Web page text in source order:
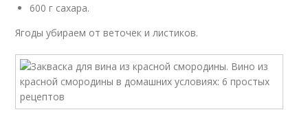
600 г сахара.
Ягоды убираем от веточек и листиков.